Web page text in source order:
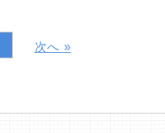
次へ »